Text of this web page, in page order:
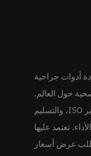
أدوات جراحية
حول العالم.
تضمن عمليات التصنيع المتوافقة مع معايير ISO، والتسليم
تعتمد عليها
اطلب عرض أسعار